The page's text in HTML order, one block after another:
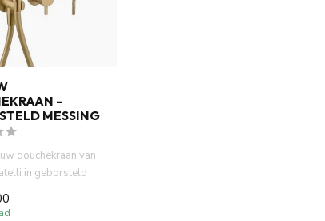
–
MESSING
douchekraan van
in geborsteld